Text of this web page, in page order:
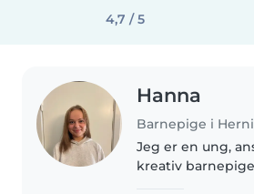
4,7 / 5
Hanna
Barnepige i
Jeg er en ung,
kreativ barnepige